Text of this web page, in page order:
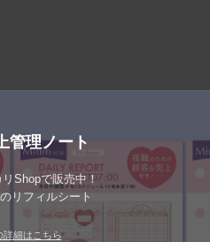
管理ノート
Shopで販売中！
リフィルシート
詳細はこちら